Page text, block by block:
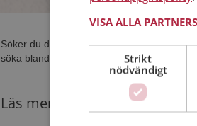
Söker du dejting i Aneby så har du
söka bland tusentals dejtingintresserade
Läs mer
VISA ALLA PARTNERS
Strikt
nödvändigt